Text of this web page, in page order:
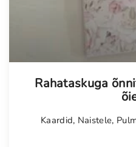
Rahataskuga
Kaardid, Naistele,